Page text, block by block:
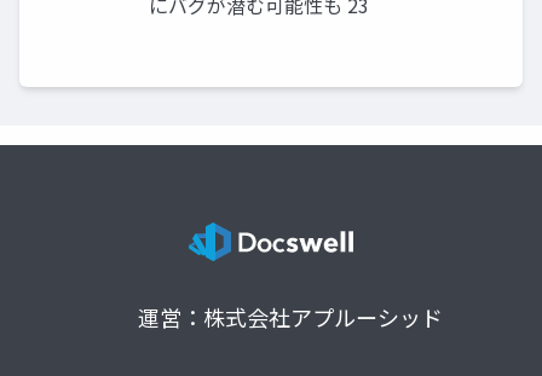
運営：株式会社アプルーシッド